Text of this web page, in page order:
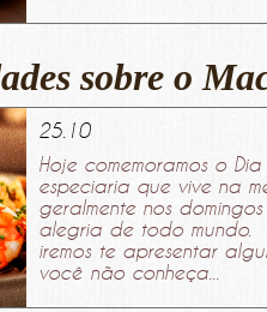
sobre o
25.10
Hoje comemoramos o
especiaria que vive na
geralmente nos
alegria de todo mundo.
iremos te apresentar
você não conheça...